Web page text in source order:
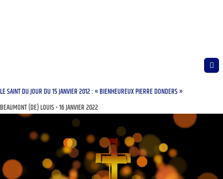
LE SAINT DU JOUR DU 15 JANVIER 2012 : « BIENHEUREUX PIERRE DONDERS »
BEAUMONT (DE) LOUIS 16 JANVIER 2022